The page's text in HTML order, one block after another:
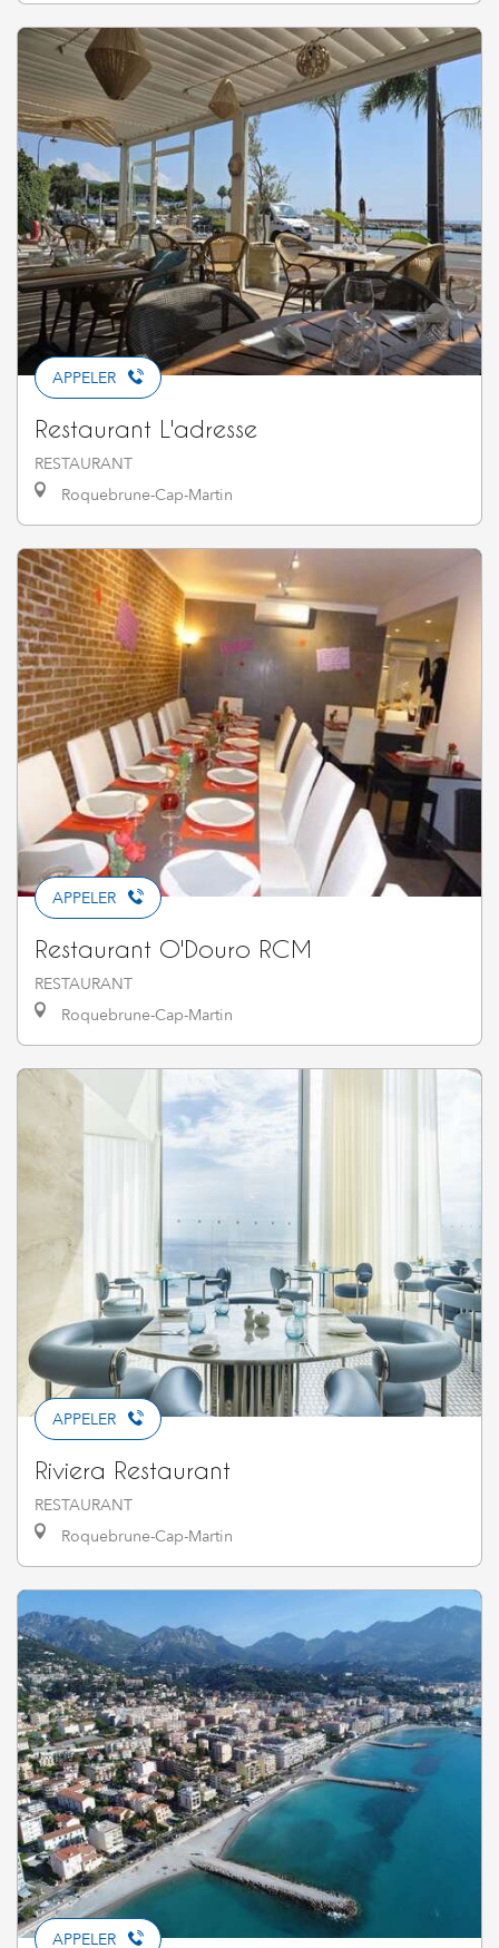
APPELER
Restaurant L'adresse
RESTAURANT
Roquebrune-Cap-Martin
APPELER
Restaurant O'Douro RCM
RESTAURANT
Roquebrune-Cap-Martin
APPELER
Riviera Restaurant
RESTAURANT
Roquebrune-Cap-Martin
APPELER